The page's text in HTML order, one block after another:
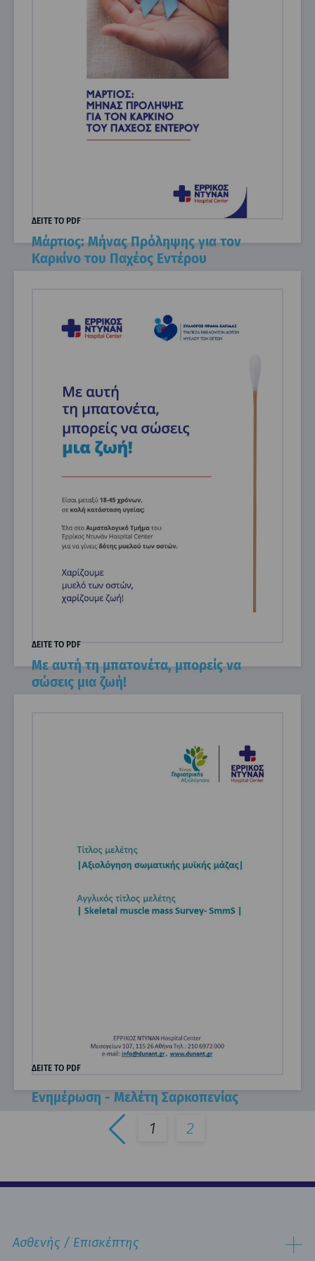
Μάρτιος: Μήνας Πρόληψης για τον
Καρκίνο του Παχέος Εντέρου
ΔΕΙΤΕ ΤΟ PDF
Με αυτή τη μπατονέτα, μπορείς να
σώσεις μια ζωή!
ΔΕΙΤΕ ΤΟ PDF
Ενημέρωση - Μελέτη Σαρκοπενίας
ΔΕΙΤΕ ΤΟ PDF
1 2
Ασθενής / Επισκέπτης